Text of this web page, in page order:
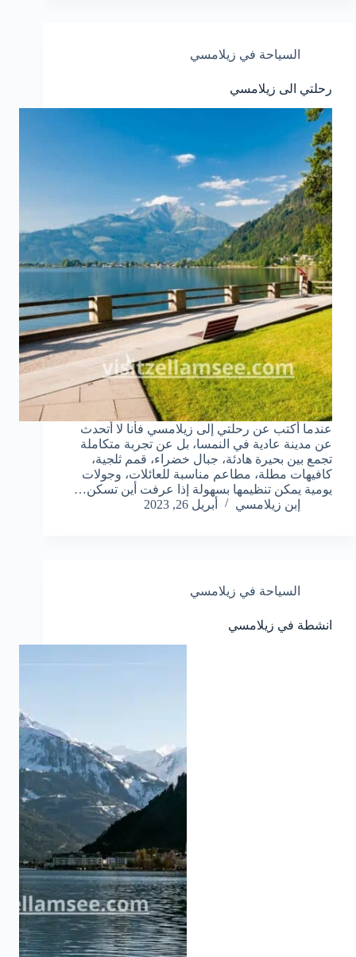
السياحة في زيلامسي
رحلتي الى زيلامسي
عندما أكتب عن رحلتي إلى زيلامسي فأنا لا أتحدث
عن مدينة عادية في النمسا، بل عن تجربة متكاملة
تجمع بين بحيرة هادئة، جبال خضراء، قمم ثلجية،
كافيهات مطلة، مطاعم مناسبة للعائلات، وجولات
يومية يمكن تنظيمها بسهولة إذا عرفت أين تسكن…
إبن زيلامسي
أبريل 26, 2023
السياحة في زيلامسي
انشطة في زيلامسي